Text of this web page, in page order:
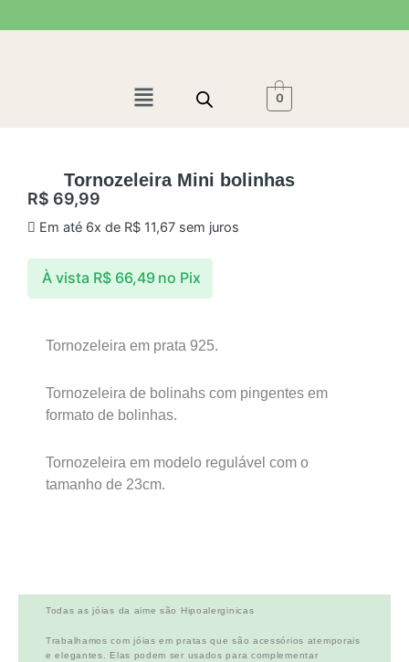
para
Menu 0
Tornozeleira Mini bolinhas
R$ 69,99
Em até 6x de R$11,67sem juros
À vista R$66,49 no Pix
Tornozeleira em prata 925.
Tornozeleira de bolinahs com pingentes em
formato de bolinhas.
Tornozeleira em modelo regulável com o
tamanho de 23cm.
Todas as jóias da aime são Hipoalerginicas
Trabalhamos com jóias em pratas que são acessórios atemporais
e elegantes. Elas podem ser usados para complementar